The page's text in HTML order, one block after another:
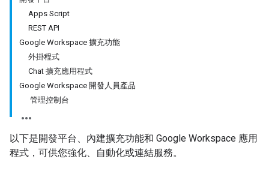
Apps Script
REST API
Google Workspace 擴充功能
外掛程式
Chat 擴充應用程式
Google Workspace 開發人員產品
管理控制台
以下是開發平台、內建擴充功能和 Google Workspace 應用
程式，可供您強化、自動化或連結服務。